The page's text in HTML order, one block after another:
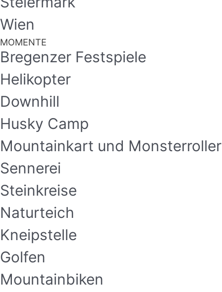
Wien
MOMENTE
Bregenzer Festspiele
Helikopter
Downhill
Husky Camp
Mountainkart und Monsterroller
Sennerei
Steinkreise
Naturteich
Kneipstelle
Golfen
Mountainbiken